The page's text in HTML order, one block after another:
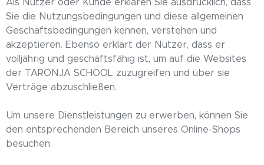
Als Nutzer oder Kunde erklären Sie ausdrücklich, dass
Sie die Nutzungsbedingungen und diese allgemeinen
Geschäftsbedingungen kennen, verstehen und
akzeptieren. Ebenso erklärt der Nutzer, dass er
volljährig und geschäftsfähig ist, um auf die Websites
der TARONJA SCHOOL zuzugreifen und über sie
Verträge abzuschließen.
Um unsere Dienstleistungen zu erwerben, können Sie
den entsprechenden Bereich unseres Online-Shops
besuchen.